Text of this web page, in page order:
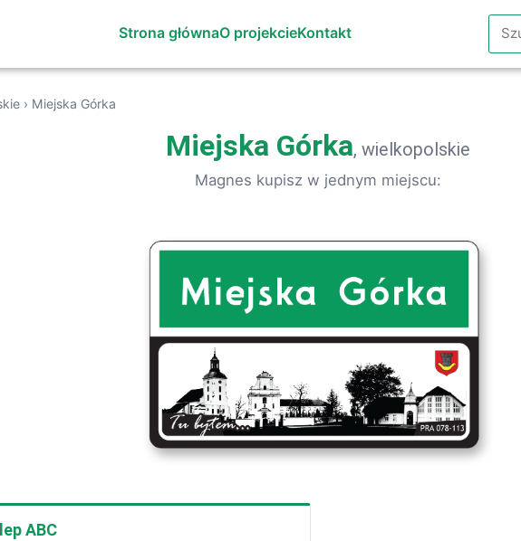
Strona głównaO projekcieKontakt
› Miejska Górka
Miejska Górka, wielkopolskie
Magnes kupisz w jednym miejscu:
ABC